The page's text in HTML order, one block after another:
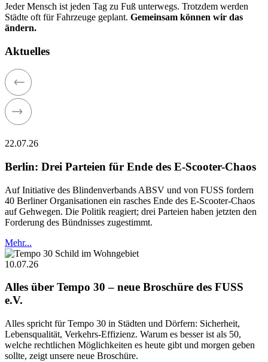
Jeder Mensch ist jeden Tag zu Fuß unterwegs. Trotzdem werden
Städte oft für Fahrzeuge geplant. Gemeinsam können wir das
ändern.
Aktuelles
22.07.26
Berlin: Drei Parteien für Ende des E-Scooter-Chaos
Auf Initiative des Blindenverbands ABSV und von FUSS fordern
40 Berliner Organisationen ein rasches Ende des E-Scooter-Chaos
auf Gehwegen. Die Politik reagiert; drei Parteien haben jetzten den
Forderung des Bündnisses zugestimmt.
Mehr...
10.07.26
Alles über Tempo 30 – neue Broschüre des FUSS
e.V.
Alles spricht für Tempo 30 in Städten und Dörfern: Sicherheit,
Lebensqualität, Verkehrs-Effizienz. Warum es besser ist als 50,
welche rechtlichen Möglichkeiten es heute gibt und morgen geben
sollte, zeigt unsere neue Broschüre.